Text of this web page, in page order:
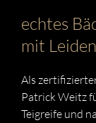
echtes
mit
Als
Patrick Weitz
Teigreife und